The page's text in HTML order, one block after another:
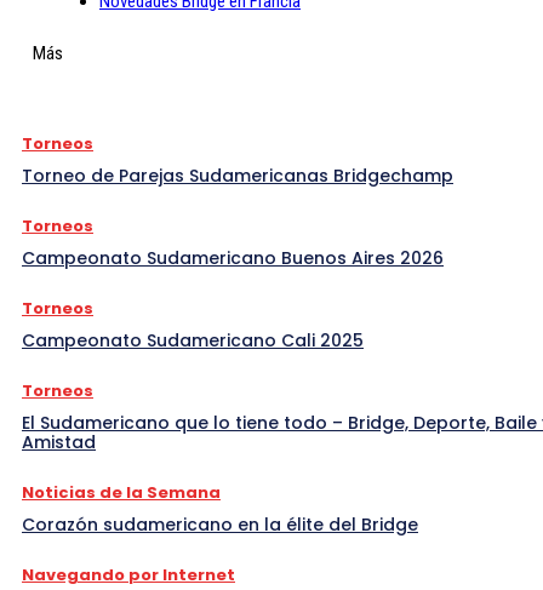
Más
Torneos
Torneo de Parejas Sudamericanas Bridgechamp
Torneos
Campeonato Sudamericano Buenos Aires 2026
Torneos
Campeonato Sudamericano Cali 2025
Torneos
El Sudamericano que lo tiene todo – Bridge, Deporte, Baile
Amistad
Noticias de la Semana
Corazón sudamericano en la élite del Bridge
Navegando por Internet